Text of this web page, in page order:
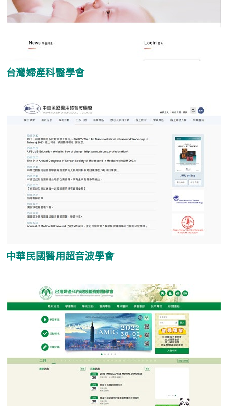
台灣婦產科醫學會
中華民國醫用超音波學會